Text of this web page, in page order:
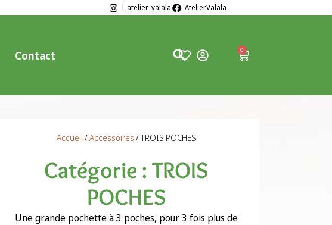
l_atelier_valala AtelierValala
Contact 0
Accueil /Accessoires / TROIS POCHES
Catégorie : TROIS
POCHES
Une grande pochette à 3 poches, pour 3 fois plus de